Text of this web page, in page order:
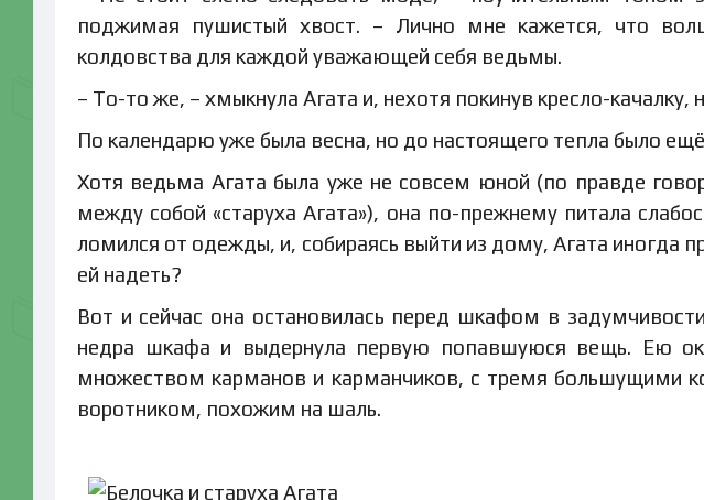
поджимая пушистый хвост. – Лично мне кажется, что
колдовства для каждой уважающей себя ведьмы.
– То-то же, – хмыкнула Агата и, нехотя покинув кресло-качалку,
По календарю уже была весна, но до настоящего тепла было
Хотя ведьма Агата была уже не совсем юной (по правде
между собой «старуха Агата»), она по-прежнему питала
ломился от одежды, и, собираясь выйти из дому, Агата иногда
ей надеть?
Вот и сейчас она остановилась перед шкафом в
недра шкафа и выдернула первую попавшуюся вещь. Ею
множеством карманов и карманчиков, с тремя большущими
воротником, похожим на шаль.